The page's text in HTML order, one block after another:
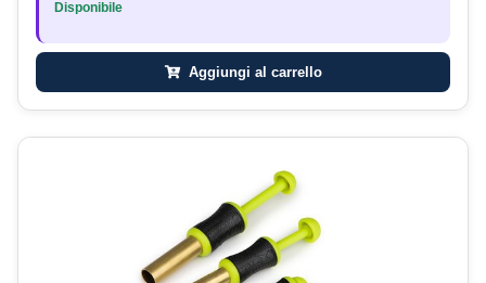
Disponibile
Aggiungi al carrello